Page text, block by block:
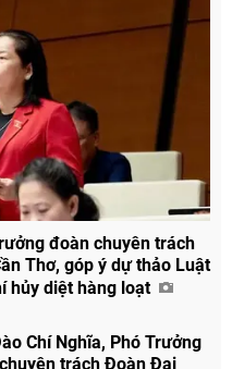
đoàn chuyên trách
Thơ, góp ý dự thảo Luật
hủy diệt hàng loạt
Chí Nghĩa, Phó Trưởng
trách Đoàn Đại